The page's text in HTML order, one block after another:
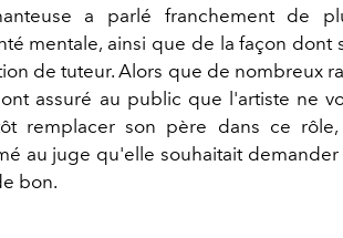
a parlé franchement de
mentale, ainsi que de la façon
de tuteur. Alors que de nombreux
assuré au public que l'artiste ne
remplacer son père dans ce
au juge qu'elle souhaitait
bon.